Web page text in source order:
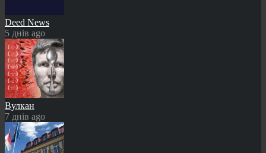
Deed News
5 днів ago
Вулкан
7 днів ago